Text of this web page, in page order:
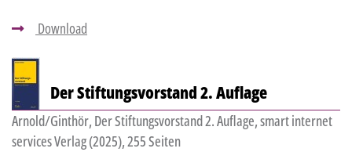
Download
Der Stiftungsvorstand 2. Auflage
Arnold/Ginthör, Der Stiftungsvorstand 2. Auflage, smart internet
services Verlag (2025), 255 Seiten